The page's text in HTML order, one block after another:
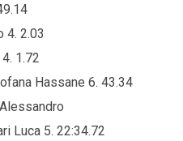
4. 2.03
1.72
Hassane 6. 43.34
Luca 5. 22:34.72